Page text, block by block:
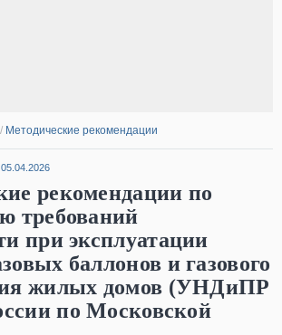
/ Методические рекомендации
рекомендации по
требований
при эксплуатации
баллонов и газового
жилых домов (УНДиПР
по Московской